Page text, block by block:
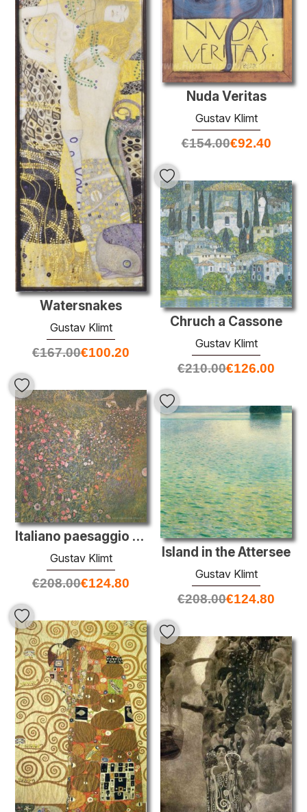
Nuda Veritas
Gustav Klimt
€154.00€92.40
Watersnakes
Gustav Klimt
€167.00€100.20
Chruch a Cassone
Gustav Klimt
€210.00€126.00
Italiano paesaggio orticolo
Gustav Klimt
€208.00€124.80
Island in the Attersee
Gustav Klimt
€208.00€124.80